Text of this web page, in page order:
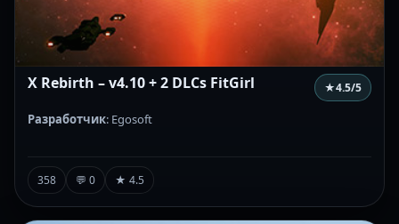
X Rebirth – v4.10 + 2 DLCs FitGirl ★4.5/5
Разработчик: Egosoft
358 💬 0 ★ 4.5